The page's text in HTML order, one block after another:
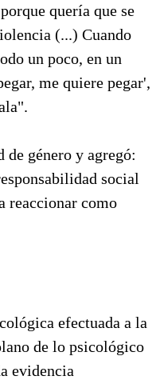
quería que se
(...) Cuando
un poco, en un
me quiere pegar',
género y agregó:
social
reaccionar como
efectuada a la
de lo psicológico
evidencia